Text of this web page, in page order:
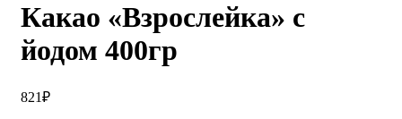
Какао «Взрослейка» с
йодом 400гр
821₽